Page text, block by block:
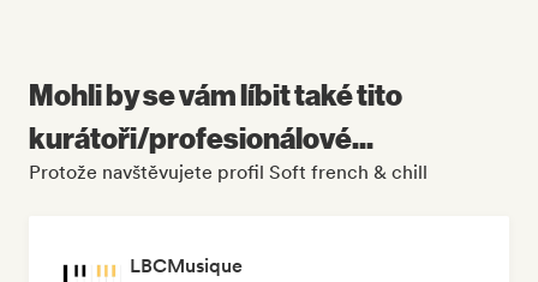
Mohli by se vám líbit také tito
kurátoři/profesionálové...
Protože navštěvujete profil Soft french & chill
LBCMusique